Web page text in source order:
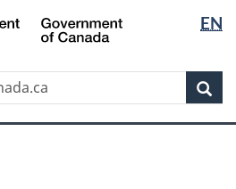
Passer
au
principal
Passer
à
sujet
du
gouvernement »
Passer
à
version
HTML
simplifiée
la
langue
EN